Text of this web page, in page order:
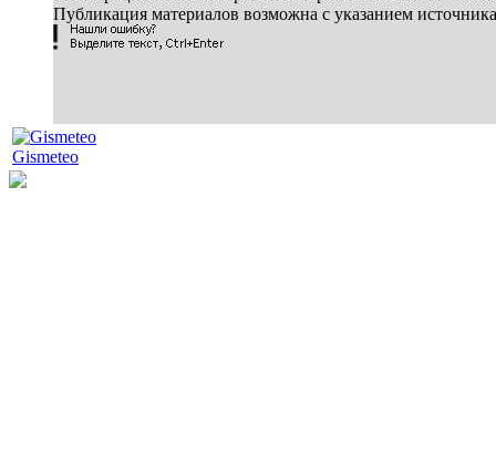
Публикация материалов возможна с указанием
Gismeteo